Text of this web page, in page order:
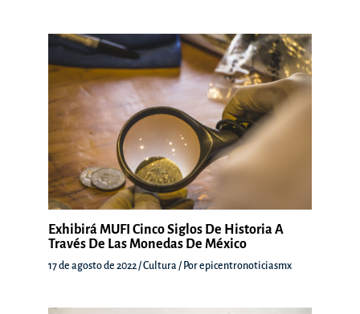
Exhibirá MUFI Cinco Siglos De Historia A
Través De Las Monedas De México
17 de agosto de 2022/Cultura / Porepicentronoticiasmx